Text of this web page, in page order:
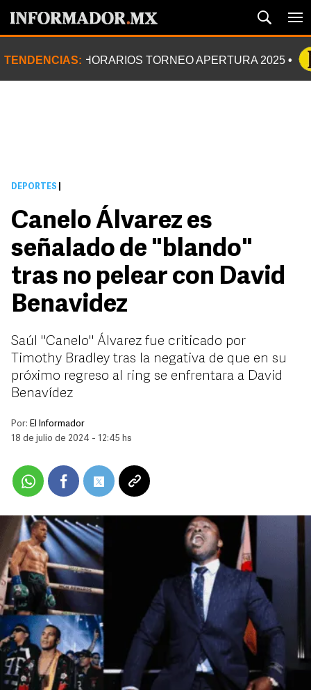
TENDENCIAS: HORARIOS TORNEO APERTURA 2025
DEPORTES
Canelo Álvarez es
señalado de "blando"
tras no pelear con David
Benavidez
Saúl "Canelo" Álvarez fue criticado por
Timothy Bradley tras la negativa de que en su
próximo regreso al ring se enfrentara a David
Benavídez
Por: El Informador
18 de julio de 2024 - 12:45 hs